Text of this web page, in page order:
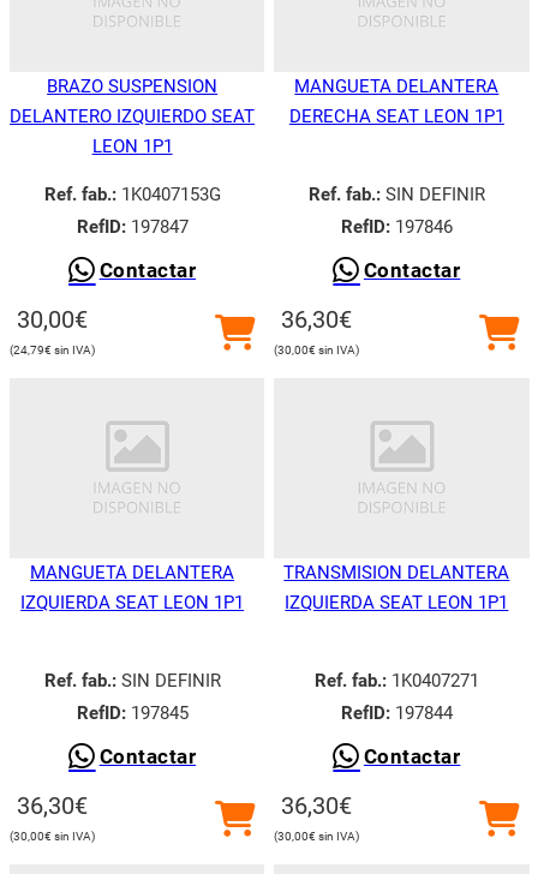
BRAZO SUSPENSION
DELANTERO IZQUIERDO SEAT
LEON 1P1
Ref. fab.:1K0407153G
RefID:197847
Contactar
30,00€
24,79€
MANGUETA DELANTERA
DERECHA SEAT LEON 1P1
Ref. fab.:SIN DEFINIR
RefID:197846
Contactar
36,30€
30,00€
MANGUETA DELANTERA
IZQUIERDA SEAT LEON 1P1
Ref. fab.:SIN DEFINIR
RefID:197845
Contactar
36,30€
30,00€
TRANSMISION DELANTERA
IZQUIERDA SEAT LEON 1P1
Ref. fab.:1K0407271
RefID:197844
Contactar
36,30€
30,00€